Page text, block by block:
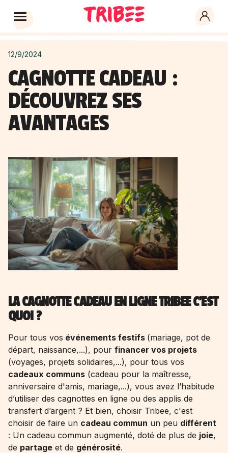
12/9/2024
CAGNOTTE CADEAU :
DÉCOUVREZ SES
AVANTAGES
LA CAGNOTTE CADEAU EN LIGNE TRIBEE C’EST
QUOI ?
Pour tous vos événements festifs (mariage, pot de
départ, naissance,...), pour financer vos projets
(voyages, projets solidaires,...), pour tous vos
cadeaux communs (cadeau pour la maîtresse,
anniversaire d'amis, mariage,...), vous avez l’habitude
d’utiliser des cagnottes en ligne ou des applis de
transfert d’argent ? Et bien, choisir Tribee, c'est
choisir de faire un cadeau commun un peu différent
: Un cadeau commun augmenté, doté de plus de joie,
de partage et de générosité.